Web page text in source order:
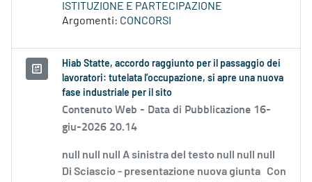
ISTITUZIONE E PARTECIPAZIONE
Argomenti: CONCORSI
Hiab Statte, accordo raggiunto per il passaggio dei
lavoratori: tutelata l’occupazione, si apre una nuova
fase industriale per il sito
Contenuto Web - Data di Pubblicazione 16-
giu-2026 20.14
null null null A sinistra del testo null null null
Di Sciascio - presentazione nuova giunta Con